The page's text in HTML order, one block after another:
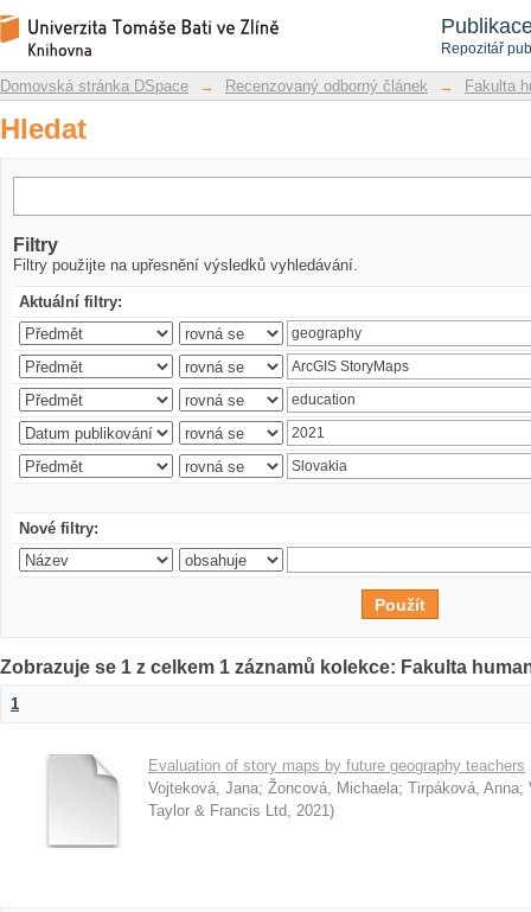
Repozitář
Hledat
Repozitář DSpace/Manakin
Domovská stránka DSpace → Recenzovaný odborný článek → Fakulta
Hledat
Filtry
Filtry použijte na upřesnění výsledků vyhledávání.
Aktuální filtry:
Nové filtry:
Zobrazuje se 1 z celkem 1 záznamů kolekce: Fakulta
1
Evaluation of story maps by future geography teachers
Vojteková, Jana; Žoncová, Michaela; Tirpáková, Anna;
Taylor & Francis Ltd, 2021)